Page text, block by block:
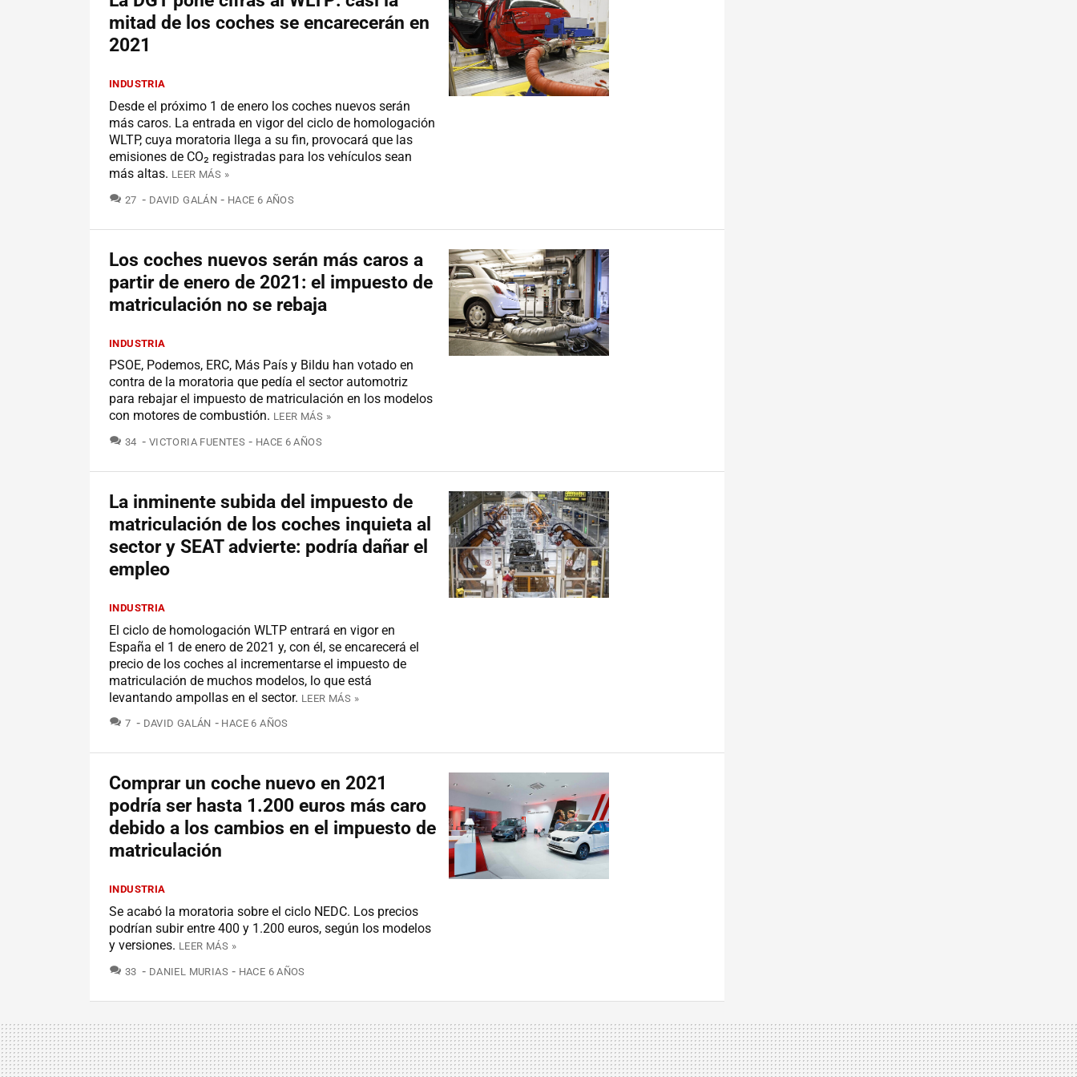
mitad de los coches se encarecerán en
2021
INDUSTRIA
Desde el próximo 1 de enero los coches nuevos serán
más caros. La entrada en vigor del ciclo de homologación
WLTP, cuya moratoria llega a su fin, provocará que las
emisiones de CO₂ registradas para los vehículos sean
más altas. LEER MÁS »
27 COMENTARIOS
DAVID GALÁN HACE 6 AÑOS
Los coches nuevos serán más caros a
partir de enero de 2021: el impuesto de
matriculación no se rebaja
INDUSTRIA
PSOE, Podemos, ERC, Más País y Bildu han votado en
contra de la moratoria que pedía el sector automotriz
para rebajar el impuesto de matriculación en los modelos
con motores de combustión. LEER MÁS »
34 COMENTARIOS
VICTORIA FUENTES HACE 6 AÑOS
La inminente subida del impuesto de
matriculación de los coches inquieta al
sector y SEAT advierte: podría dañar el
empleo
INDUSTRIA
El ciclo de homologación WLTP entrará en vigor en
España el 1 de enero de 2021 y, con él, se encarecerá el
precio de los coches al incrementarse el impuesto de
matriculación de muchos modelos, lo que está
levantando ampollas en el sector. LEER MÁS »
7 COMENTARIOS
DAVID GALÁN HACE 6 AÑOS
Comprar un coche nuevo en 2021
podría ser hasta 1.200 euros más caro
debido a los cambios en el impuesto de
matriculación
INDUSTRIA
Se acabó la moratoria sobre el ciclo NEDC. Los precios
podrían subir entre 400 y 1.200 euros, según los modelos
y versiones. LEER MÁS »
33 COMENTARIOS
DANIEL MURIAS HACE 6 AÑOS